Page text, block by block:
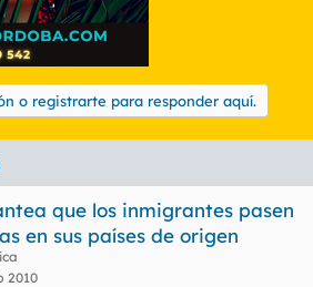
o registrarte para responder aquí.
que los inmigrantes pasen
en sus países de origen
2010